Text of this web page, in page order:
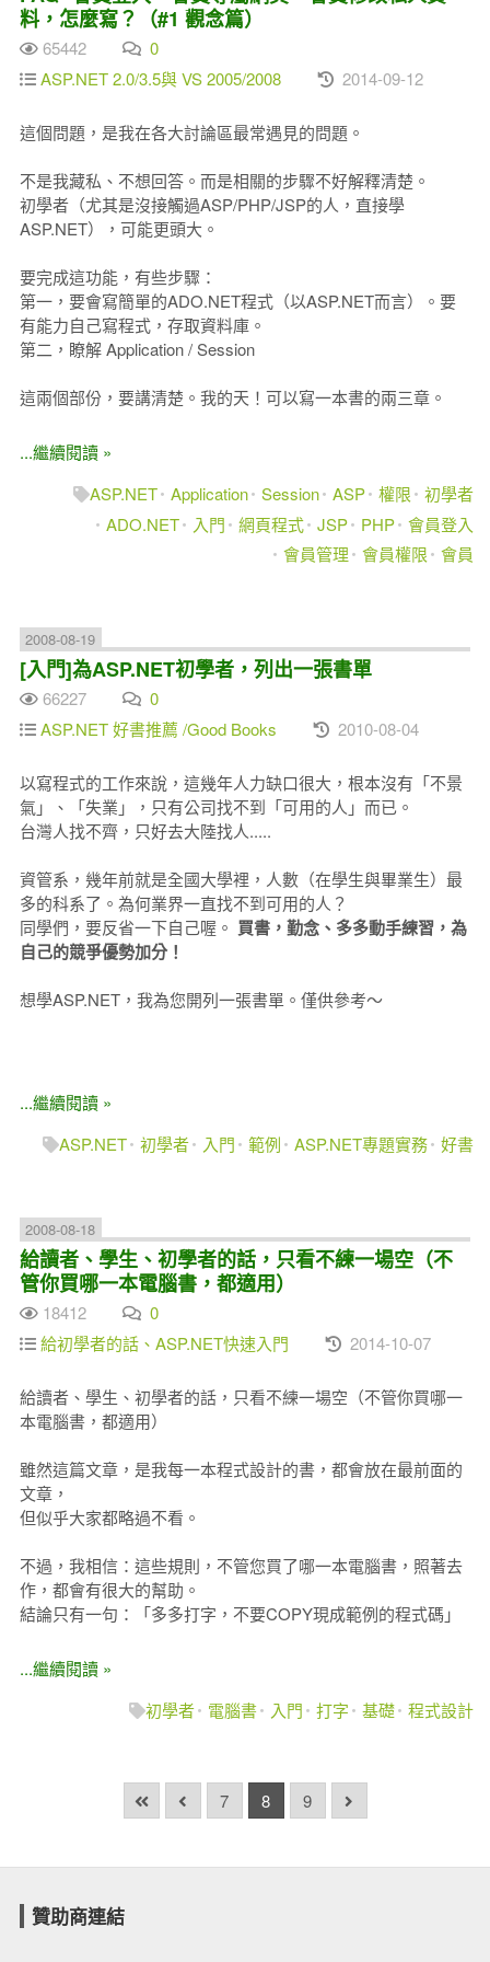
料，怎麼寫？（#1 觀念篇）
65442
0
ASP.NET 2.0/3.5與 VS 2005/2008
2014-09-12
這個問題，是我在各大討論區最常遇見的問題。
不是我藏私、不想回答。而是相關的步驟不好解釋清楚。
初學者（尤其是沒接觸過ASP/PHP/JSP的人，直接學
ASP.NET），可能更頭大。
要完成這功能，有些步驟：
第一，要會寫簡單的ADO.NET程式（以ASP.NET而言）。要
有能力自己寫程式，存取資料庫。
第二，瞭解 Application / Session
這兩個部份，要講清楚。我的天！可以寫一本書的兩三章。
...繼續閱讀 »
ASP.NET Application Session ASP 權限
初學者
ADO.NET
入門 網頁程式 JSP PHP 會員登入
會員管理
會員權限 會員
2008-08-19
[入門]為ASP.NET初學者，列出一張書單
66227
0
ASP.NET 好書推薦 /Good Books
2010-08-04
以寫程式的工作來說，這幾年人力缺口很大，根本沒有「不景
氣」、「失業」，只有公司找不到「可用的人」而已。
台灣人找不齊，只好去大陸找人.....
資管系，幾年前就是全國大學裡，人數（在學生與畢業生）最
多的科系了。為何業界一直找不到可用的人？
同學們，要反省一下自己喔。 買書，勤念、多多動手練習，為
自己的競爭優勢加分！
想學ASP.NET，我為您開列一張書單。僅供參考～
...繼續閱讀 »
ASP.NET 初學者 入門 範例 ASP.NET專題實務 好書
2008-08-18
給讀者、學生、初學者的話，只看不練一場空（不
管你買哪一本電腦書，都適用）
18412
0
給初學者的話、ASP.NET快速入門
2014-10-07
給讀者、學生、初學者的話，只看不練一場空（不管你買哪一
本電腦書，都適用）
雖然這篇文章，是我每一本程式設計的書，都會放在最前面的
文章，
但似乎大家都略過不看。
不過，我相信：這些規則，不管您買了哪一本電腦書，照著去
作，都會有很大的幫助。
結論只有一句：「多多打字，不要COPY現成範例的程式碼」
...繼續閱讀 »
初學者
電腦書 入門 打字 基礎 程式設計
7 8 9
贊助商連結